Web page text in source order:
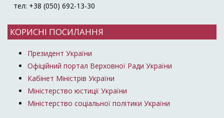
тел: +38 (050) 692-13-30
КОРИСНІ ПОСИЛАННЯ
Президент України
Офіційний портал Верховної Ради України
Кабінет Міністрів України
Міністерство юстиції України
Міністерство соціальної політики України